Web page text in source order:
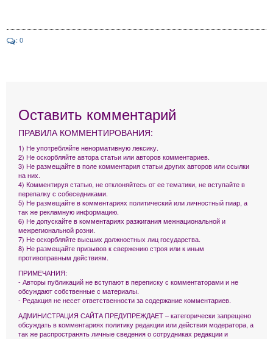
: 0
Оставить комментарий
ПРАВИЛА КОММЕНТИРОВАНИЯ:
1) Не употребляйте ненормативную лексику.
2) Не оскорбляйте автора статьи или авторов комментариев.
3) Не размещайте в поле комментария статьи других авторов или ссылки
на них.
4) Комментируя статью, не отклоняйтесь от ее тематики, не вступайте в
перепалку с собеседниками.
5) Не размещайте в комментариях политический или личностный пиар, а
так же рекламную информацию.
6) Не допускайте в комментариях разжигания межнациональной и
межрегиональной розни.
7) Не оскорбляйте высших должностных лиц государства.
8) Не размещайте призывов к свержению строя или к иным
противоправным действиям.
ПРИМЕЧАНИЯ:
- Авторы публикаций не вступают в переписку с комментаторами и не
обсуждают собственные с материалы.
- Редакция не несет ответственности за содержание комментариев.
АДМИНИСТРАЦИЯ САЙТА ПРЕДУПРЕЖДАЕТ – категорически запрещено
обсуждать в комментариях политику редакции или действия модератора, а
так же распространять личные сведения о сотрудниках редакции и